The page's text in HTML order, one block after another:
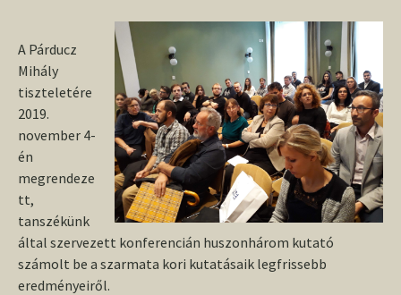
A Párducz
Mihály
tiszteletére
2019.
november 4-
én
megrendeze
tt,
tanszékünk
által szervezett konferencián huszonhárom kutató
számolt be a szarmata kori kutatásaik legfrissebb
eredményeiről.